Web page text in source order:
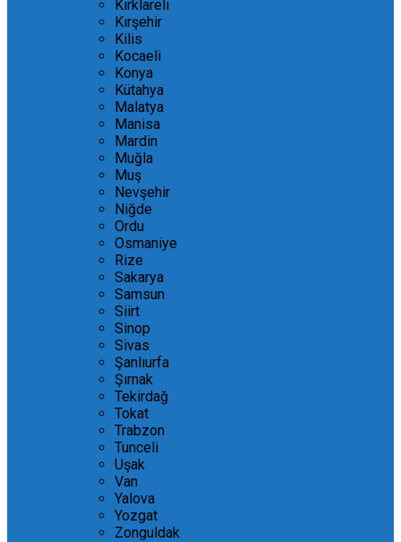
Kırklareli
Kırşehir
Kilis
Kocaeli
Konya
Kütahya
Malatya
Manisa
Mardin
Muğla
Muş
Nevşehir
Niğde
Ordu
Osmaniye
Rize
Sakarya
Samsun
Siirt
Sinop
Sivas
Şanlıurfa
Şırnak
Tekirdağ
Tokat
Trabzon
Tunceli
Uşak
Van
Yalova
Yozgat
Zonguldak